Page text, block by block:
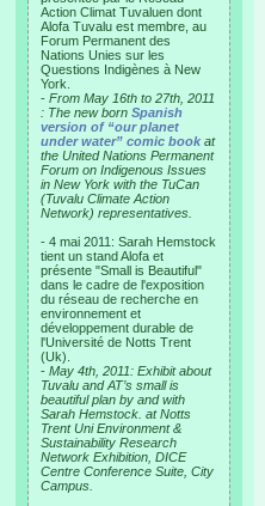
Action Climat Tuvaluen dont
Alofa Tuvalu est membre, au
Forum Permanent des
Nations Unies sur les
Questions Indigènes à New
York.
- From May 16th to 27th, 2011
: The new born Spanish
version of “our planet
under water” comic book at
the United Nations Permanent
Forum on Indigenous Issues
in New York with the TuCan
(Tuvalu Climate Action
Network) representatives.
- 4 mai 2011: Sarah Hemstock
tient un stand Alofa et
présente "Small is Beautiful"
dans le cadre de l'exposition
du réseau de recherche en
environnement et
développement durable de
l'Université de Notts Trent
(Uk).
- May 4th, 2011: Exhibit about
Tuvalu and AT’s small is
beautiful plan by and with
Sarah Hemstock. at Notts
Trent Uni Environment &
Sustainability Research
Network Exhibition, DICE
Centre Conference Suite, City
Campus.